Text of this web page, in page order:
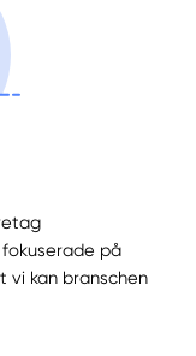
på
kan branschen